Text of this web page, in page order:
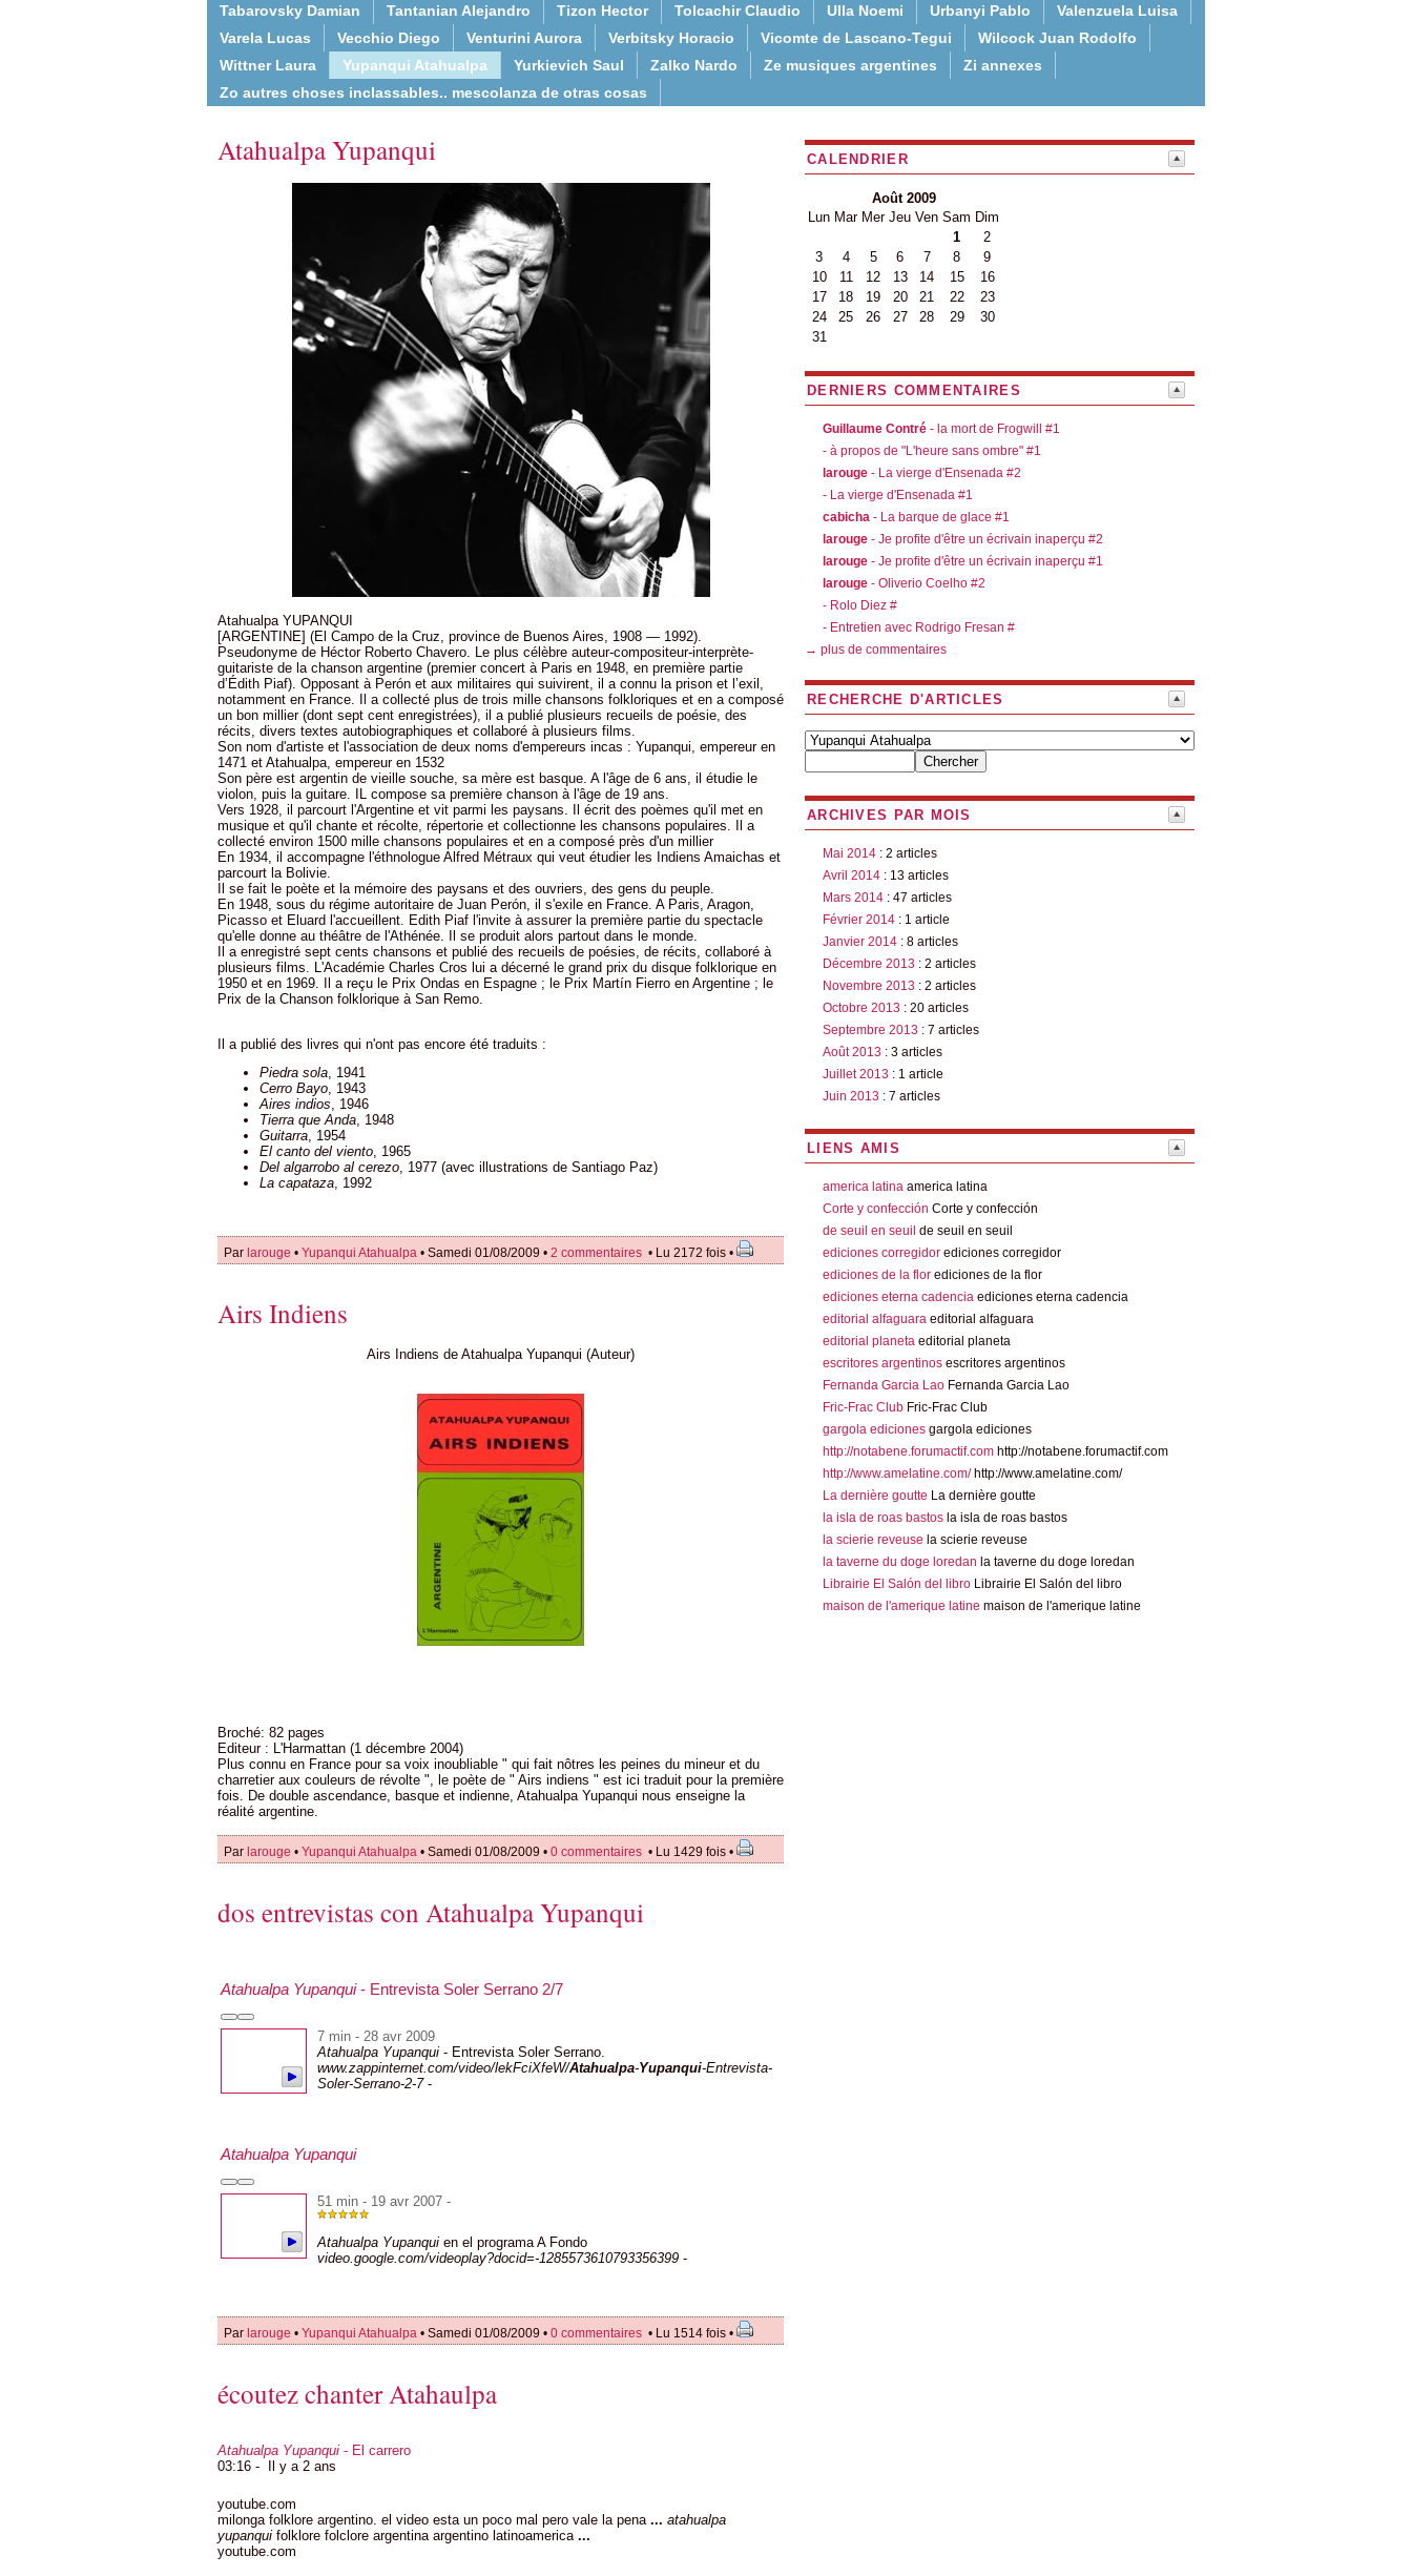
Tabarovsky Damian
Tantanian Alejandro Tizon Hector Tolcachir Claudio Ulla Noemi Urbanyi Pablo
Valenzuela Luisa
Varela Lucas
Vecchio Diego Venturini Aurora Verbitsky Horacio Vicomte de Lascano-Tegui
Wilcock Juan Rodolfo
Wittner Laura
Yupanqui Atahualpa Yurkievich Saul Zalko Nardo Ze musiques argentines
Zi annexes
Zo autres choses inclassables.. mescolanza de otras cosas
Atahualpa Yupanqui
Atahualpa YUPANQUI
[ARGENTINE] (El Campo de la Cruz, province de Buenos Aires, 1908 — 1992).
Pseudonyme de Héctor Roberto Chavero. Le plus célèbre auteur-compositeur-interprète-
guitariste de la chanson argentine (premier concert à Paris en 1948, en première partie
d’Édith Piaf). Opposant à Perón et aux militaires qui suivirent, il a connu la prison et l’exil,
notamment en France. Il a collecté plus de trois mille chansons folkloriques et en a composé
un bon millier (dont sept cent enregistrées), il a publié plusieurs recueils de poésie, des
récits, divers textes autobiographiques et collaboré à plusieurs films.
Son nom d'artiste et l'association de deux noms d'empereurs incas : Yupanqui, empereur en
1471 et Atahualpa, empereur en 1532
Son père est argentin de vieille souche, sa mère est basque. A l'âge de 6 ans, il étudie le
violon, puis la guitare. IL compose sa première chanson à l'âge de 19 ans.
Vers 1928, il parcourt l'Argentine et vit parmi les paysans. Il écrit des poèmes qu'il met en
musique et qu'il chante et récolte, répertorie et collectionne les chansons populaires. Il a
collecté environ 1500 mille chansons populaires et en a composé près d'un millier
En 1934, il accompagne l'éthnologue Alfred Métraux qui veut étudier les Indiens Amaichas et
parcourt la Bolivie.
Il se fait le poète et la mémoire des paysans et des ouvriers, des gens du peuple.
En 1948, sous du régime autoritaire de Juan Perón, il s'exile en France. A Paris, Aragon,
Picasso et Eluard l'accueillent. Edith Piaf l'invite à assurer la première partie du spectacle
qu'elle donne au théâtre de l'Athénée. Il se produit alors partout dans le monde.
Il a enregistré sept cents chansons et publié des recueils de poésies, de récits, collaboré à
plusieurs films. L'Académie Charles Cros lui a décerné le grand prix du disque folklorique en
1950 et en 1969. Il a reçu le Prix Ondas en Espagne ; le Prix Martín Fierro en Argentine ; le
Prix de la Chanson folklorique à San Remo.
Il a publié des livres qui n'ont pas encore été traduits :
Piedra sola, 1941
Cerro Bayo, 1943
Aires indios, 1946
Tierra que Anda, 1948
Guitarra, 1954
El canto del viento, 1965
Del algarrobo al cerezo, 1977 (avec illustrations de Santiago Paz)
La capataza, 1992
Par larouge • Yupanqui Atahualpa • Samedi 01/08/2009 • 2 commentaires • Lu 2172 fois •
Airs Indiens
Airs Indiens de Atahualpa Yupanqui (Auteur)
Broché: 82 pages
Editeur : L'Harmattan (1 décembre 2004)
Plus connu en France pour sa voix inoubliable " qui fait nôtres les peines du mineur et du
charretier aux couleurs de révolte ", le poète de " Airs indiens " est ici traduit pour la première
fois. De double ascendance, basque et indienne, Atahualpa Yupanqui nous enseigne la
réalité argentine.
Par larouge • Yupanqui Atahualpa • Samedi 01/08/2009 • 0 commentaires • Lu 1429 fois •
dos entrevistas con Atahualpa Yupanqui
Atahualpa Yupanqui- Entrevista Soler Serrano 2/7
7 min - 28 avr 2009
Atahualpa Yupanqui - Entrevista Soler Serrano.
www.zappinternet.com/video/lekFciXfeW/Atahualpa-Yupanqui-Entrevista-
Soler-Serrano-2-7-
Atahualpa Yupanqui
51 min - 19 avr 2007 -
Atahualpa Yupanqui en el programa A Fondo
video.google.com/videoplay?docid=-1285573610793356399 -
Par larouge • Yupanqui Atahualpa • Samedi 01/08/2009 • 0 commentaires • Lu 1514 fois •
écoutez chanter Atahaulpa
Atahualpa Yupanqui - El carrero
03:16 -
Il y a 2 ans
youtube.com
milonga folklore argentino. el video esta un poco mal pero vale la pena ... atahualpa
yupanqui folklore folclore argentina argentino latinoamerica ...
youtube.com
CALENDRIER
Août 2009
Lun Mar Mer Jeu Ven Sam Dim
1
2
3
4 5 6 7 8
9
10
11 12 13 14 15
16
17
18 19 20 21 22
23
24
25 26 27 28 29
30
31
DERNIERS COMMENTAIRES
Guillaume Contré - la mort de Frogwill #1
- à propos de "L'heure sans ombre" #1
larouge - La vierge d'Ensenada #2
- La vierge d'Ensenada #1
cabicha - La barque de glace #1
larouge - Je profite d'être un écrivain inaperçu #2
larouge - Je profite d'être un écrivain inaperçu #1
larouge - Oliverio Coelho #2
- Rolo Diez #
- Entretien avec Rodrigo Fresan #
→ plus de commentaires
RECHERCHE D'ARTICLES
ARCHIVES PAR MOIS
Mai 2014 : 2 articles
Avril 2014 : 13 articles
Mars 2014 : 47 articles
Février 2014 : 1 article
Janvier 2014 : 8 articles
Décembre 2013 : 2 articles
Novembre 2013 : 2 articles
Octobre 2013 : 20 articles
Septembre 2013 : 7 articles
Août 2013 : 3 articles
Juillet 2013 : 1 article
Juin 2013 : 7 articles
LIENS AMIS
america latina america latina
Corte y confección Corte y confección
de seuil en seuil de seuil en seuil
ediciones corregidor ediciones corregidor
ediciones de la flor ediciones de la flor
ediciones eterna cadencia ediciones eterna cadencia
editorial alfaguara editorial alfaguara
editorial planeta editorial planeta
escritores argentinos escritores argentinos
Fernanda Garcia Lao Fernanda Garcia Lao
Fric-Frac Club Fric-Frac Club
gargola ediciones gargola ediciones
http://notabene.forumactif.com http://notabene.forumactif.com
http://www.amelatine.com/http://www.amelatine.com/
La dernière goutte La dernière goutte
la isla de roas bastos la isla de roas bastos
la scierie reveuse la scierie reveuse
la taverne du doge loredan la taverne du doge loredan
Librairie El Salón del libro Librairie El Salón del libro
maison de l'amerique latine maison de l'amerique latine